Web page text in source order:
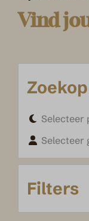
Vind
Selecteer
Selecteer
Filters